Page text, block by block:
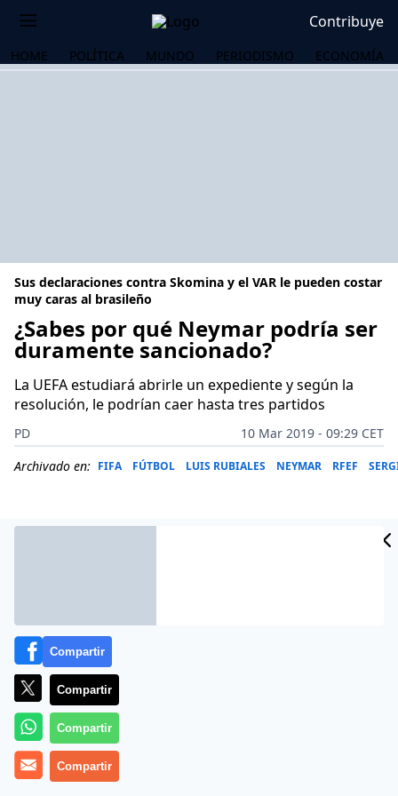
Contribuye
HOME POLÍTICA MUNDO PERIODISMO ECONOMÍA
Sus declaraciones contra Skomina y el VAR le pueden costar
muy caras al brasileño
¿Sabes por qué Neymar podría ser
duramente sancionado?
La UEFA estudiará abrirle un expediente y según la
resolución, le podrían caer hasta tres partidos
PD
10 Mar 2019 - 09:29 CET
Archivado en: FIFA FÚTBOL LUIS RUBIALES NEYMAR RFEF
No es el mejor momento para el jugador. La
eliminación del
Compartir
Compartir
Compartir
Compartir